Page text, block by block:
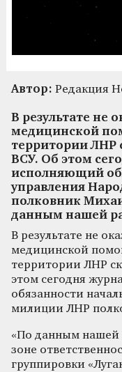
Автор: Редакция
В результате не
медицинской
территории ЛНР
ВСУ. Об этом
исполняющий
управления
полковник
данным нашей
В результате не
медицинской
территории ЛНР
этом сегодня
обязанности
милиции ЛНР
«По данным нашей
зоне
группировки